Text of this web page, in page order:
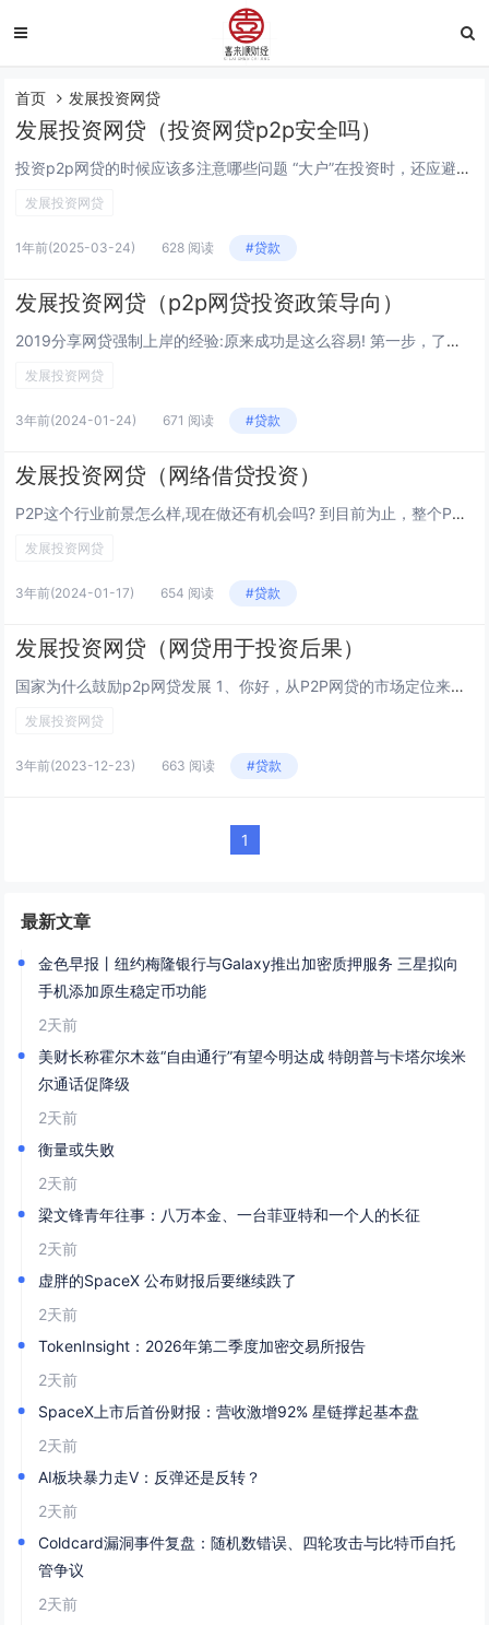
首页 发展投资网贷
发展投资网贷（投资网贷p2p安全吗）
投资p2p网贷的时候应该多注意哪些问题 “大户”在投资时，还应避免无意中“绑架”平台。在特定情况下，大资金的进入可能影响平台的正常运营。例如，连续包标可能导致其他投资者流失，平台资金流动失控；频繁快进快出可能给平台造成高峰回款压力；在单个平...
发展投资网贷
1年前(2025-03-24) 628 阅读 #贷款
发展投资网贷（p2p网贷投资政策导向）
2019分享网贷强制上岸的经验:原来成功是这么容易! 第一步，了解网贷平台的背景。在选择一个可靠的平台时，需要对平台的信誉、成立时间、运营状况等特征进行调查。可以参考其他用户的评价和评论，了解平台的口碑和用户满意度。第二步，进行合理的风险评...
发展投资网贷
3年前(2024-01-24) 671 阅读 #贷款
发展投资网贷（网络借贷投资）
P2P这个行业前景怎么样,现在做还有机会吗? 到目前为止，整个P2P行业已经得到了很大程度的规范。可以看出，在一面继续出清一面回暖的状态下，平台终于开始向两极发展：强者恒强，弱者越弱。P2P平台不同出路下该去向何方终渐渐清晰。你好，[付小宝...
发展投资网贷
3年前(2024-01-17) 654 阅读 #贷款
发展投资网贷（网贷用于投资后果）
国家为什么鼓励p2p网贷发展 1、你好，从P2P网贷的市场定位来看，主要是为了填补市场上由于传统金融服务不能全面覆盖造成的空白：例如中小型企业、个体户以及农业从业者、学生群体等等，这一部分人群需要金融服务，但是却往往游离于传统金融机构之外。...
发展投资网贷
3年前(2023-12-23) 663 阅读 #贷款
1
最新文章
金色早报丨纽约梅隆银行与Galaxy推出加密质押服务 三星拟向
手机添加原生稳定币功能
2天前
美财长称霍尔木兹“自由通行”有望今明达成 特朗普与卡塔尔埃米
尔通话促降级
2天前
衡量或失败
2天前
梁文锋青年往事：八万本金、一台菲亚特和一个人的长征
2天前
虚胖的SpaceX 公布财报后要继续跌了
2天前
TokenInsight：2026年第二季度加密交易所报告
2天前
SpaceX上市后首份财报：营收激增92% 星链撑起基本盘
2天前
AI板块暴力走V：反弹还是反转？
2天前
Coldcard漏洞事件复盘：随机数错误、四轮攻击与比特币自托
管争议
2天前